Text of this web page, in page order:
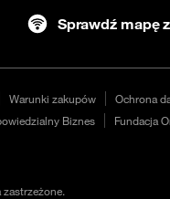
Sprawdź mapę
Warunki zakupów Ochrona
Biznes Fundacja